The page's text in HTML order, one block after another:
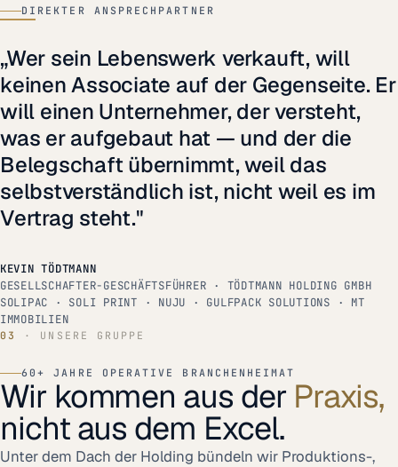
DIREKTER ANSPRECHPARTNER
„Wer sein Lebenswerk verkauft, will
keinen Associate auf der Gegenseite. Er
will einen Unternehmer, der versteht,
was er aufgebaut hat — und der die
Belegschaft übernimmt, weil das
selbstverständlich ist, nicht weil es im
Vertrag steht."
KEVIN TÖDTMANN
GESELLSCHAFTER-GESCHÄFTSFÜHRER · TÖDTMANN HOLDING GMBH
SOLIPAC · SOLI PRINT · NUJU · GULFPACK SOLUTIONS · MT
IMMOBILIEN
03 · UNSERE GRUPPE
60+ JAHRE OPERATIVE BRANCHENHEIMAT
Wir kommen aus der Praxis,
nicht aus dem Excel.
Unter dem Dach der Holding bündeln wir Produktions-,